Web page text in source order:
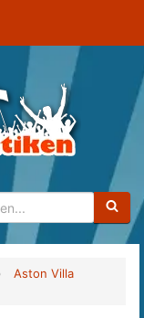
Aston Villa